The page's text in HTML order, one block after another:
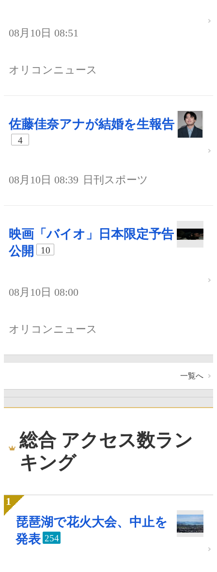
08月10日 08:51
オリコンニュース
佐藤佳奈アナが結婚を生報告
4
08月10日 08:39 日刊スポーツ
映画「バイオ」日本限定予告
公開
10
08月10日 08:00
オリコンニュース
一覧へ
総合 アクセス数ラン
キング
琵琶湖で花火大会、中止を
発表 254